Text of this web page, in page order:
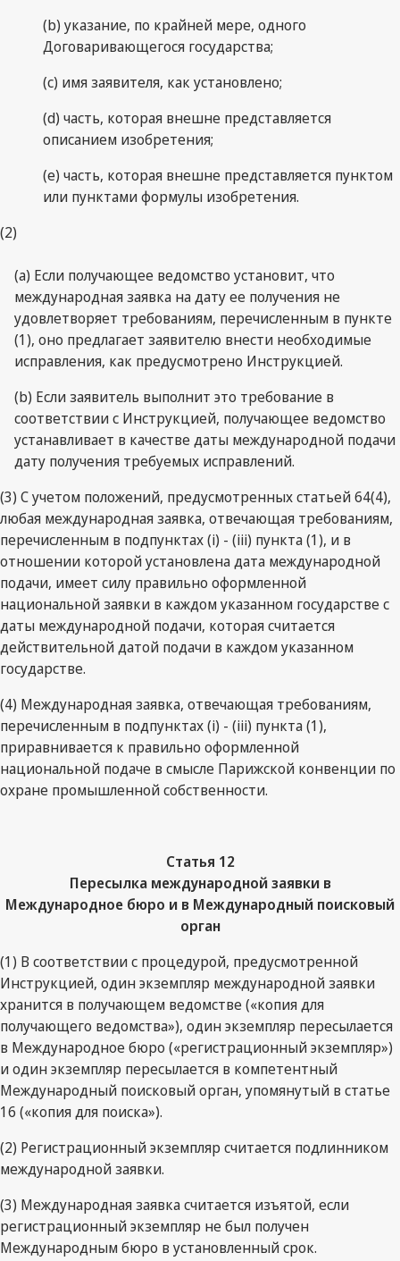
(b) указание, по крайней мере, одного
Договаривающегося государства;
(c) имя заявителя, как установлено;
(d) часть, которая внешне представляется
описанием изобретения;
(e) часть, которая внешне представляется пунктом
или пунктами формулы изобретения.
(2)
(a) Если получающее ведомство установит, что
международная заявка на дату ее получения не
удовлетворяет требованиям, перечисленным в пункте
(1), оно предлагает заявителю внести необходимые
исправления, как предусмотрено Инструкцией.
(b) Если заявитель выполнит это требование в
соответствии с Инструкцией, получающее ведомство
устанавливает в качестве даты международной подачи
дату получения требуемых исправлений.
(3) С учетом положений, предусмотренных статьей 64(4),
любая международная заявка, отвечающая требованиям,
перечисленным в подпунктах (i) - (iii) пункта (1), и в
отношении которой установлена дата международной
подачи, имеет силу правильно оформленной
национальной заявки в каждом указанном государстве с
даты международной подачи, которая считается
действительной датой подачи в каждом указанном
государстве.
(4) Международная заявка, отвечающая требованиям,
перечисленным в подпунктах (i) - (iii) пункта (1),
приравнивается к правильно оформленной
национальной подаче в смысле Парижской конвенции по
охране промышленной собственности.
Статья 12
Пересылка международной заявки в
Международное бюро и в Международный поисковый
орган
(1) В соответствии с процедурой, предусмотренной
Инструкцией, один экземпляр международной заявки
хранится в получающем ведомстве («копия для
получающего ведомства»), один экземпляр пересылается
в Международное бюро («регистрационный экземпляр»)
и один экземпляр пересылается в компетентный
Международный поисковый орган, упомянутый в статье
16 («копия для поиска»).
(2) Регистрационный экземпляр считается подлинником
международной заявки.
(3) Международная заявка считается изъятой, если
регистрационный экземпляр не был получен
Международным бюро в установленный срок.